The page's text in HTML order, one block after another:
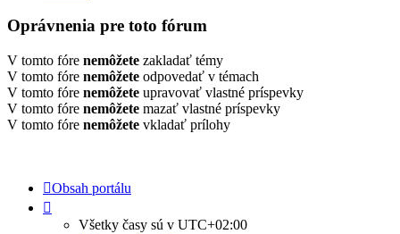
Oprávnenia pre toto fórum
V tomto fóre nemôžete zakladať témy
V tomto fóre nemôžete odpovedať v témach
V tomto fóre nemôžete upravovať vlastné príspevky
V tomto fóre nemôžete mazať vlastné príspevky
V tomto fóre nemôžete vkladať prílohy
Obsah portálu
Všetky časy sú v UTC+02:00